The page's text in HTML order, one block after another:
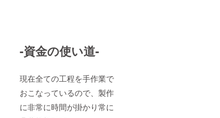
-資金の使い道-
現在全ての工程を手作業で
おこなっているので、製作
に非常に時間が掛かり常に